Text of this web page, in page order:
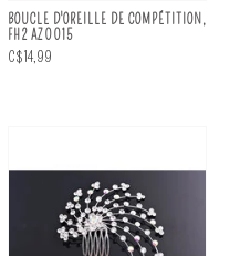
BOUCLE D'OREILLE DE COMPÉTITION,
FH2 AZ0015
C$14,99